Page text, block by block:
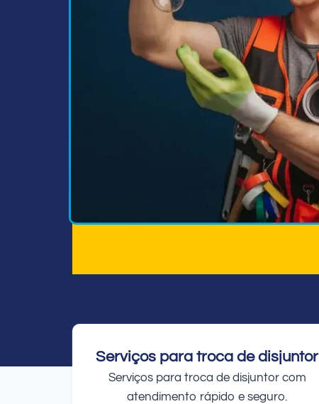
Serviços para troca de disjuntor
Serviços para troca de disjuntor com
atendimento rápido e seguro.